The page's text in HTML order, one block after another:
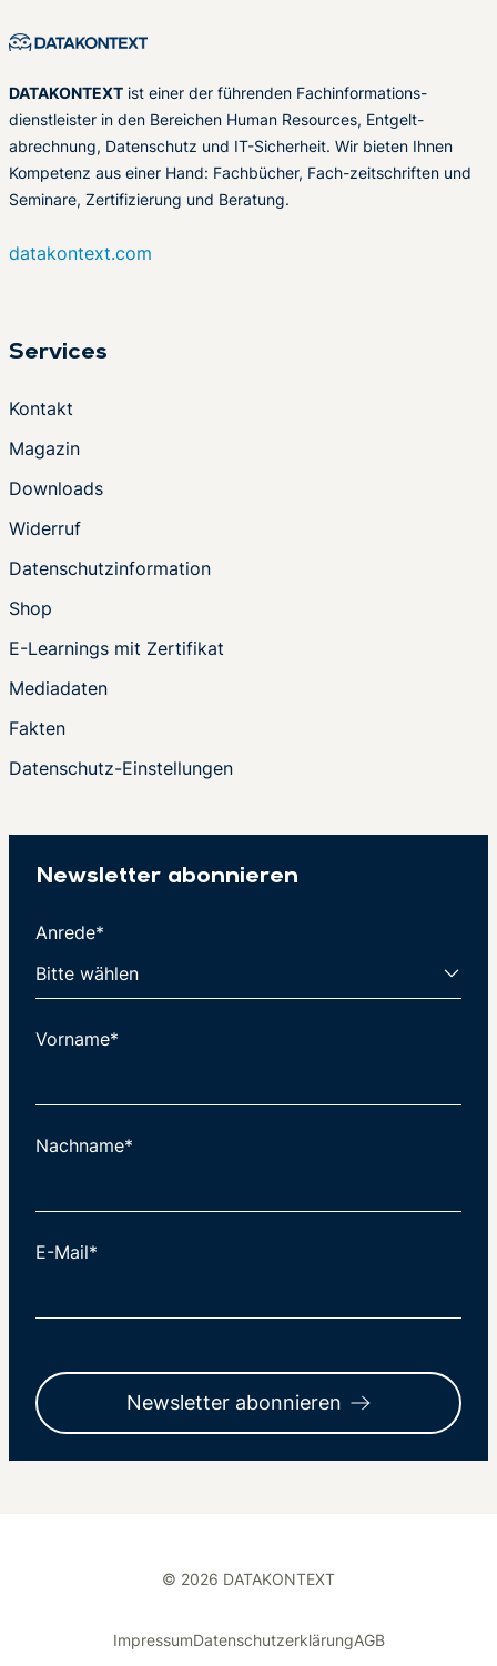
DATAKONTEXT ist einer der führenden Fachinformations-
dienstleister in den Bereichen Human Resources, Entgelt-
abrechnung, Datenschutz und IT-Sicherheit. Wir bieten Ihnen
Kompetenz aus einer Hand: Fachbücher, Fach-zeitschriften und
Seminare, Zertifizierung und Beratung.
datakontext.com
Services
Kontakt
Magazin
Downloads
Widerruf
Datenschutzinformation
Shop
E-Learnings mit Zertifikat
Mediadaten
Fakten
Datenschutz-Einstellungen
Newsletter abonnieren
Anrede*
Vorname*
Nachname*
E-Mail*
Newsletter abonnieren
© 2026 DATAKONTEXT
ImpressumDatenschutzerklärungAGB